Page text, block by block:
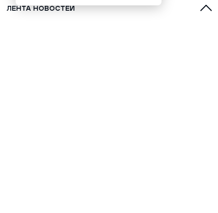
ЛЕНТА НОВОСТЕЙ